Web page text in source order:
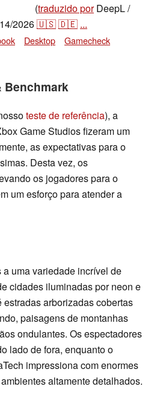
(traduzido porDeepL /
2026🇺🇸🇩🇪 ...
Desktop Gamecheck
Benchmark
teste de referência), a
Game Studios fizeram um
as expectativas para o
Desta vez, os
os jogadores para o
um esforço para atender a
uma variedade incrível de
cidades iluminadas por neon e
arborizadas cobertas
paisagens de montanhas
ondulantes. Os espectadores
lado de fora, enquanto o
impressiona com enormes
altamente detalhados.